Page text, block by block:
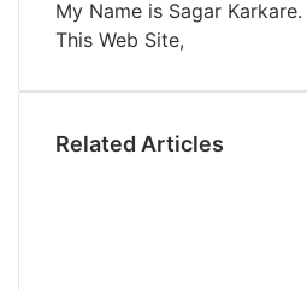
I eki
m
i
My Name is Sagar
This Web Site,
Related Articles